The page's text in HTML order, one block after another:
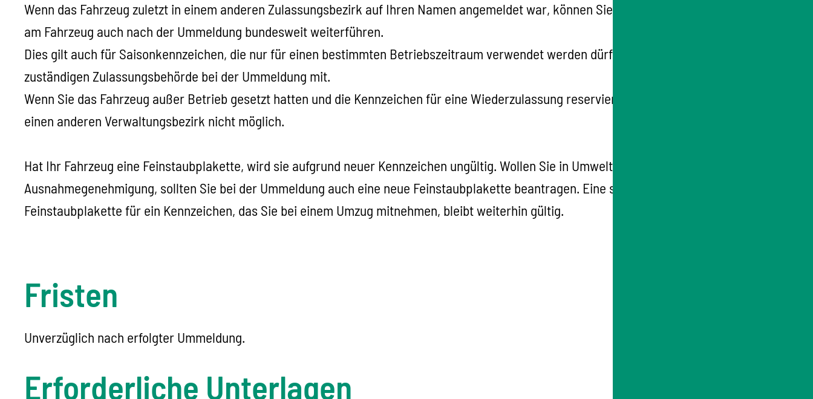
Wenn das Fahrzeug zuletzt in einem anderen Zulassungsbezirk auf Ihren Namen angemeldet war, können Sie Ihre bisherigen Kennzeichen
am Fahrzeug auch nach der Ummeldung bundesweit weiterführen.
Dies gilt auch für Saisonkennzeichen, die nur für einen bestimmten Betriebszeitraum verwendet werden dürfen. Teilen Sie dies der neu
zuständigen Zulassungsbehörde bei der Ummeldung mit.
Wenn Sie das Fahrzeug außer Betrieb gesetzt hatten und die Kennzeichen für eine Wiederzulassung reserviert haben, ist eine Mitnahme in
einen anderen Verwaltungsbezirk nicht möglich.
Hat Ihr Fahrzeug eine Feinstaubplakette, wird sie aufgrund neuer Kennzeichen ungültig. Wollen Sie in Umweltzonen fahren und haben keine
Ausnahmegenehmigung, sollten Sie bei der Ummeldung auch eine neue Feinstaubplakette beantragen. Eine schon existierende
Feinstaubplakette für ein Kennzeichen, das Sie bei einem Umzug mitnehmen, bleibt weiterhin gültig.
Fristen
Unverzüglich nach erfolgter Ummeldung.
Erforderliche Unterlagen